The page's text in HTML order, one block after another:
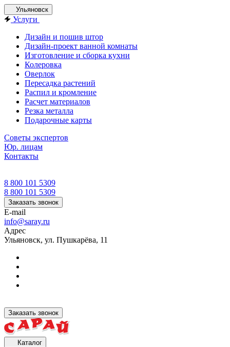
Ульяновск
Услуги
Дизайн и пошив штор
Дизайн-проект ванной комнаты
Изготовление и сборка кухни
Колеровка
Оверлок
Пересадка растений
Распил и кромление
Расчет материалов
Резка металла
Подарочные карты
Советы экспертов
Юр. лицам
Контакты
8 800 101 5309
8 800 101 5309
Заказать звонок
E-mail
info@saray.ru
Адрес
Ульяновск, ул. Пушкарёва, 11
Заказать звонок
Каталог